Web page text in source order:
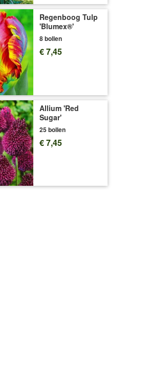
Regenboog Tulp
'Blumex®'
8 bollen
€ 7,45
Allium 'Red
Sugar'
25 bollen
€ 7,45